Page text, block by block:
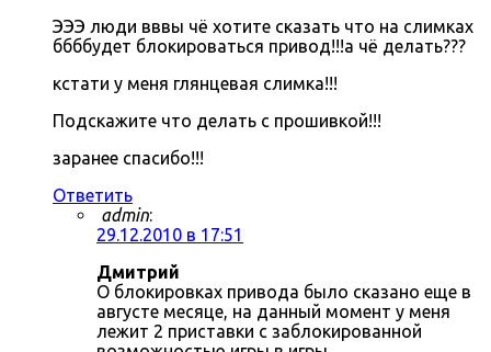
ЭЭЭ люди вввы чё хотите сказать что на слимках
ббббудет блокироваться привод!!!а чё делать???
кстати у меня глянцевая слимка!!!
Подскажите что делать с прошивкой!!!
заранее спасибо!!!
Ответить
admin:
29.12.2010 в 17:51
Дмитрий
О блокировках привода было сказано еще в
августе месяце, на данный момент у меня
лежит 2 приставки с заблокированной